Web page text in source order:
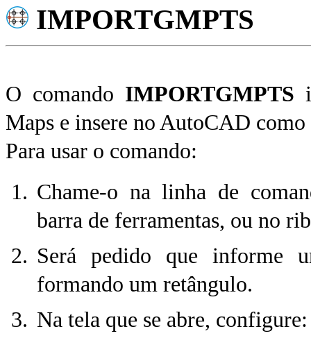
IMPORTGMPTS
O comando IMPORTGMPTS
Maps e insere no AutoCAD
Para usar o comando:
Chame-o na linha de
barra de ferramentas, ou no
Será pedido que informe
formando um retângulo.
Na tela que se abre, configure: